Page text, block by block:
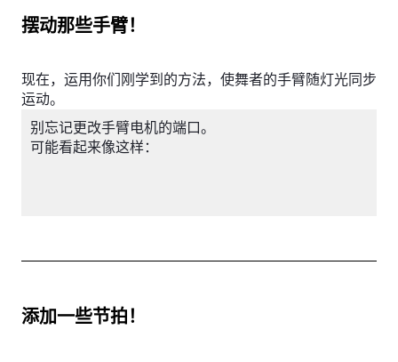
摆动那些手臂！
现在，运用你们刚学到的方法，使舞者的手臂随灯光同步
运动。
别忘记更改手臂电机的端口。
可能看起来像这样：
添加一些节拍！